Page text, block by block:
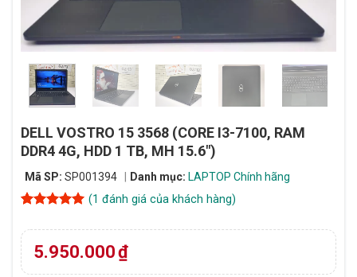
DELL VOSTRO 15 3568 (CORE I3-7100, RAM
DDR4 4G, HDD 1 TB, MH 15.6″)
Mã SP: SP001394 Danh mục: LAPTOP Chính hãng
dựa trên
đánh giá
(1 đánh giá của khách hàng)
5.950.000₫